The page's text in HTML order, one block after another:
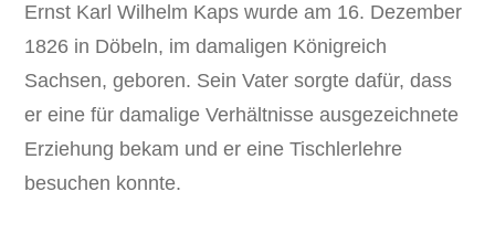
Ernst Karl Wilhelm Kaps wurde am 16. Dezember
1826 in Döbeln, im damaligen Königreich
Sachsen, geboren. Sein Vater sorgte dafür, dass
er eine für damalige Verhältnisse ausgezeichnete
Erziehung bekam und er eine Tischlerlehre
besuchen konnte.